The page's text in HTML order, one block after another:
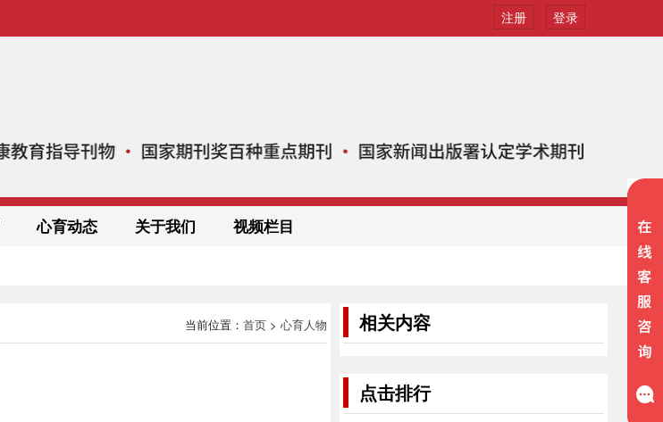
注册 登录
心育动态 关于我们 视频栏目
当前位置： 首页 > 心育人物 相关内容
点击排行